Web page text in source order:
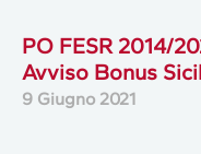
PO FESR 2014/
Avviso Bonus
9 Giugno 2021